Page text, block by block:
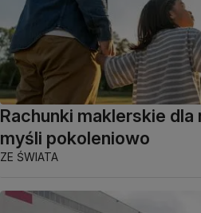
Rachunki maklerskie
myśli pokoleniowo
ZE ŚWIATA